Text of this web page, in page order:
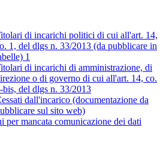
di incarichi politici di cui all'art. 14,
1, del dlgs n. 33/2013 (da pubblicare in
1
di incarichi di amministrazione, di
o di governo di cui all'art. 14, co.
bis, del dlgs n. 33/2013
dall'incarico (documentazione da
sul sito web)
per mancata comunicazione dei dati